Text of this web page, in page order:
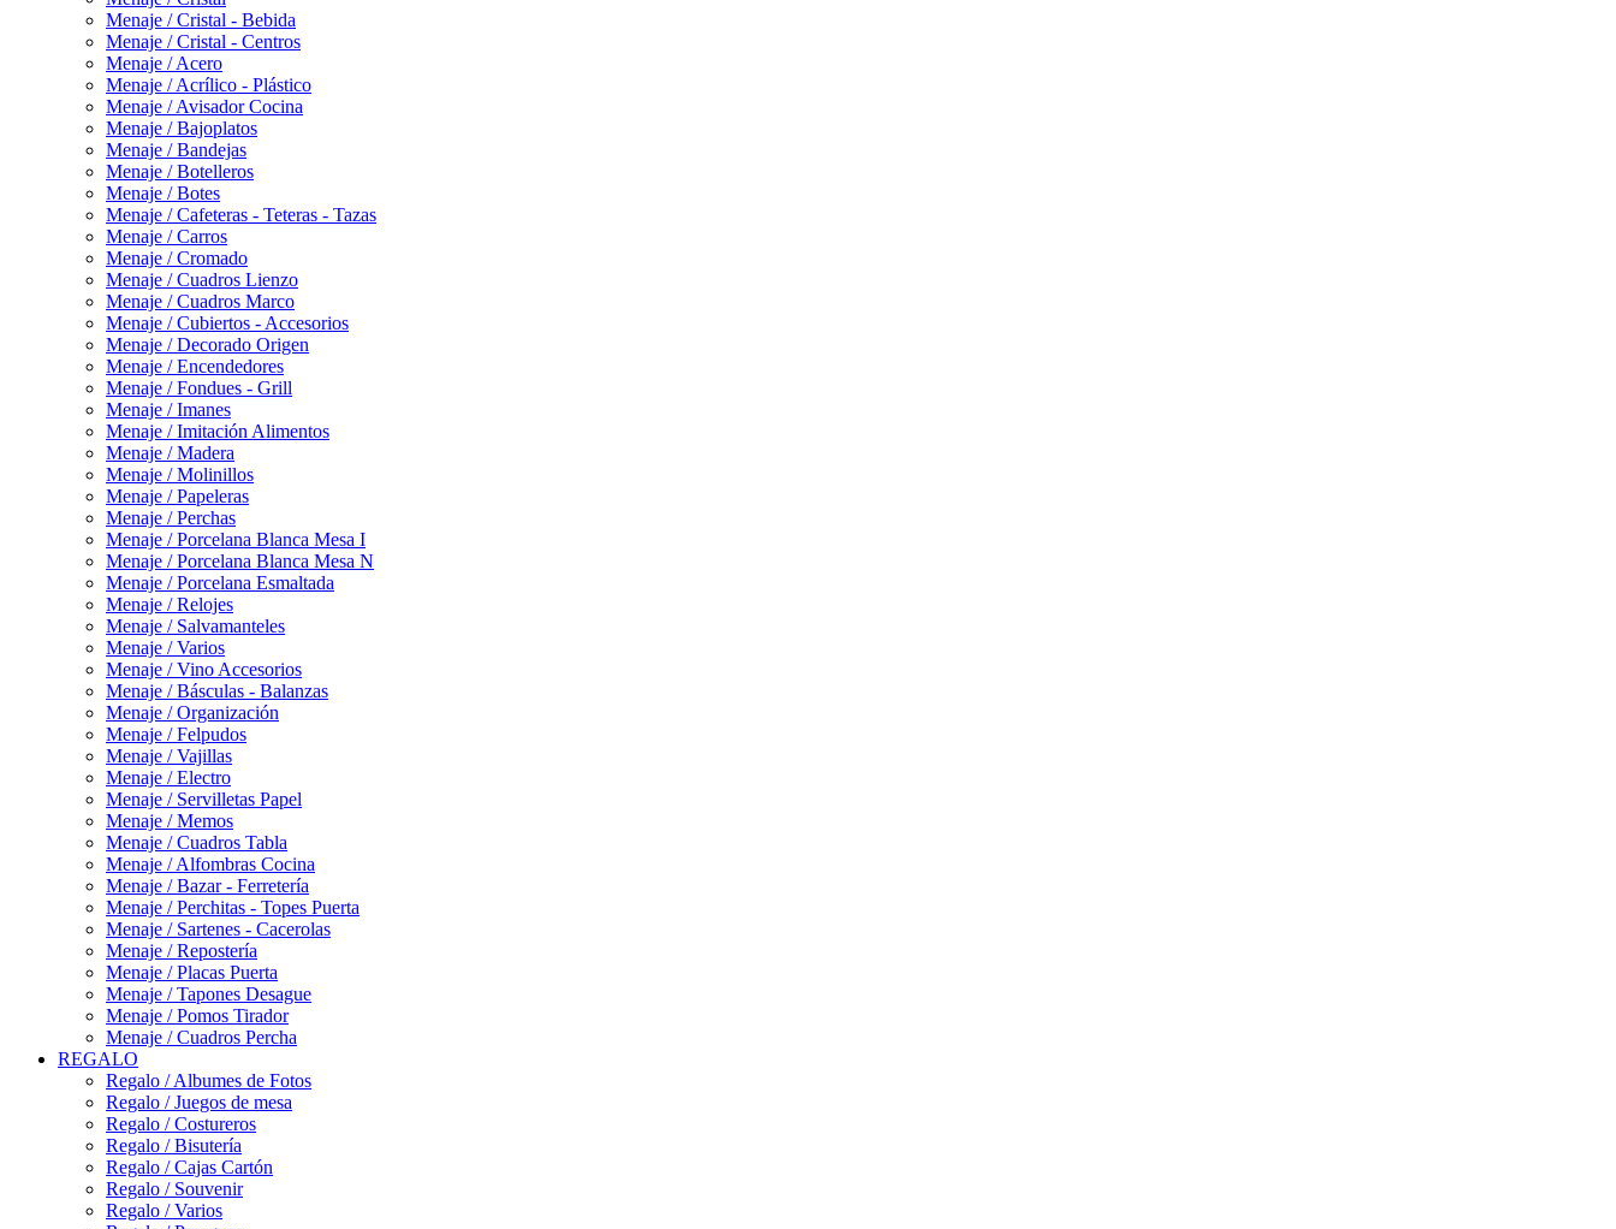
Menaje / Cristal - Bebida
Menaje / Cristal - Centros
Menaje / Acero
Menaje / Acrílico - Plástico
Menaje / Avisador Cocina
Menaje / Bajoplatos
Menaje / Bandejas
Menaje / Botelleros
Menaje / Botes
Menaje / Cafeteras - Teteras - Tazas
Menaje / Carros
Menaje / Cromado
Menaje / Cuadros Lienzo
Menaje / Cuadros Marco
Menaje / Cubiertos - Accesorios
Menaje / Decorado Origen
Menaje / Encendedores
Menaje / Fondues - Grill
Menaje / Imanes
Menaje / Imitación Alimentos
Menaje / Madera
Menaje / Molinillos
Menaje / Papeleras
Menaje / Perchas
Menaje / Porcelana Blanca Mesa I
Menaje / Porcelana Blanca Mesa N
Menaje / Porcelana Esmaltada
Menaje / Relojes
Menaje / Salvamanteles
Menaje / Varios
Menaje / Vino Accesorios
Menaje / Básculas - Balanzas
Menaje / Organización
Menaje / Felpudos
Menaje / Vajillas
Menaje / Electro
Menaje / Servilletas Papel
Menaje / Memos
Menaje / Cuadros Tabla
Menaje / Alfombras Cocina
Menaje / Bazar - Ferretería
Menaje / Perchitas - Topes Puerta
Menaje / Sartenes - Cacerolas
Menaje / Repostería
Menaje / Placas Puerta
Menaje / Tapones Desague
Menaje / Pomos Tirador
Menaje / Cuadros Percha
REGALO
Regalo / Albumes de Fotos
Regalo / Juegos de mesa
Regalo / Costureros
Regalo / Bisutería
Regalo / Cajas Cartón
Regalo / Souvenir
Regalo / Varios